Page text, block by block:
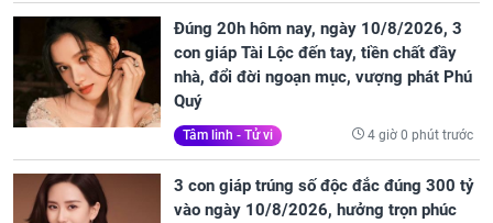
Đúng 20h hôm nay, ngày 10/8/2026, 3
con giáp Tài Lộc đến tay, tiền chất đầy
nhà, đổi đời ngoạn mục, vượng phát Phú
Quý
Tâm linh - Tử vi 4 giờ 0 phút trước
3 con giáp trúng số độc đắc đúng 300 tỷ
vào ngày 10/8/2026, hưởng trọn phúc